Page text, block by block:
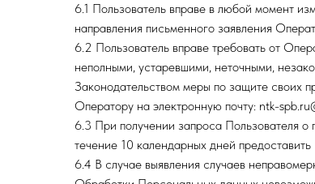
6.1 Пользователь вправе в любой момент
направления письменного заявления
6.2 Пользователь вправе требовать от
неполными, устаревшими, неточными,
Законодательством меры по защите своих
Оператору на электронную почту: ntk-
6.3 При получении запроса Пользователя
течение 10 календарных дней
6.4 В случае выявления случаев